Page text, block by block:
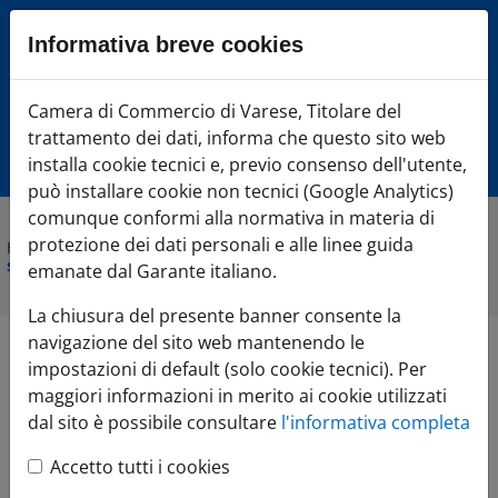
Sezione salto blocchi
Vai alla sezione dedicata alle informazioni correlate
Vai al footer
Camera di Commercio Varese
Home»Comunicazione»Agenda Eventi» Bandi imprese: cosa
sono, come funzionano e come accedere
Bandi imprese: cosa
sono, come
funzionano e come
Informativa breve cookies
Camera di Commercio di Varese, Titolare del
trattamento dei dati, informa che questo sito web
installa cookie tecnici e, previo consenso dell'utente,
può installare cookie non tecnici (Google Analytics)
comunque conformi alla normativa in materia di
protezione dei dati personali e alle linee guida
emanate dal Garante italiano.
La chiusura del presente banner consente la
navigazione del sito web mantenendo le
impostazioni di default (solo cookie tecnici). Per
maggiori informazioni in merito ai cookie utilizzati
dal sito è possibile consultare l'informativa completa
Accetto tutti i cookies